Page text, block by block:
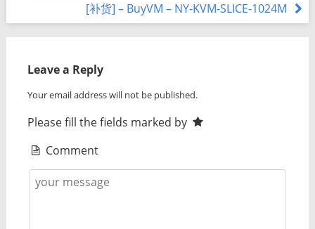
[补货] – BuyVM – NY-KVM-SLICE-1024M
Leave a Reply
Your email address will not be published.
Please fill the fields marked by
Comment